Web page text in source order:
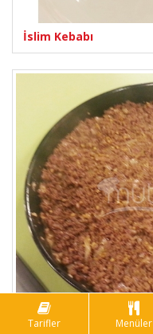
İslim Kebabı
Sini Köftesi
Tarifler Menüler